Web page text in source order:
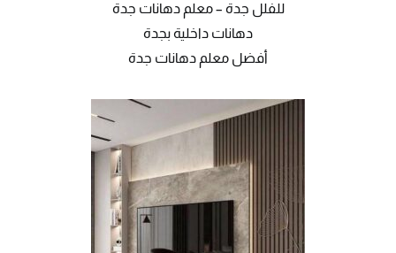
للفلل جدة – معلم دهانات جدة
دهانات داخلية بجدة
أفضل معلم دهانات جدة